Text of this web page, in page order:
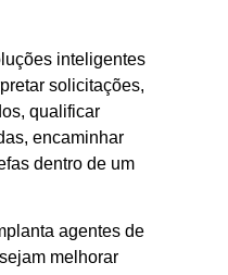
inteligentes
solicitações,
qualificar
encaminhar
dentro de um
agentes de
melhorar